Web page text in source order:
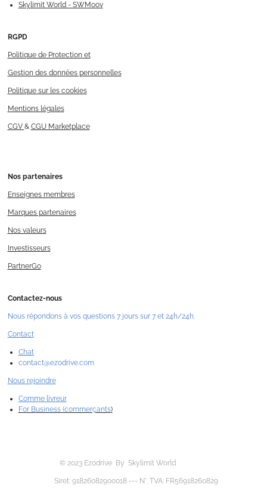
Skylimit World - SWMoov
RGPD
Politique de Protection et
Gestion des données personnelles
Politique sur les cookies
Mentions légales
CGV & CGU Marketplace
Nos partenaires
Enseignes membres
Marques partenaires
Nos valeurs
Investisseurs
PartnerGo
Contactez-nous
Nous répondons à vos questions 7 jours sur 7 et 24h/24h.
Contact
Chat
contact@ezodrive.com
Nous rejoindre
Comme livreur
For Business (commerçants)
© 2023 Ezodrive By Skylimit World
Siret: 91826082900018 --- N°. TVA: FR56918260829